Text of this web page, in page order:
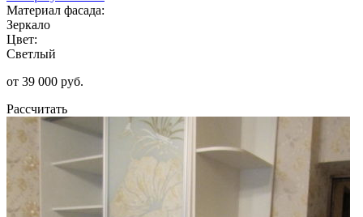
Материал фасада:
Зеркало
Цвет:
Светлый
от 39 000 руб.
Рассчитать